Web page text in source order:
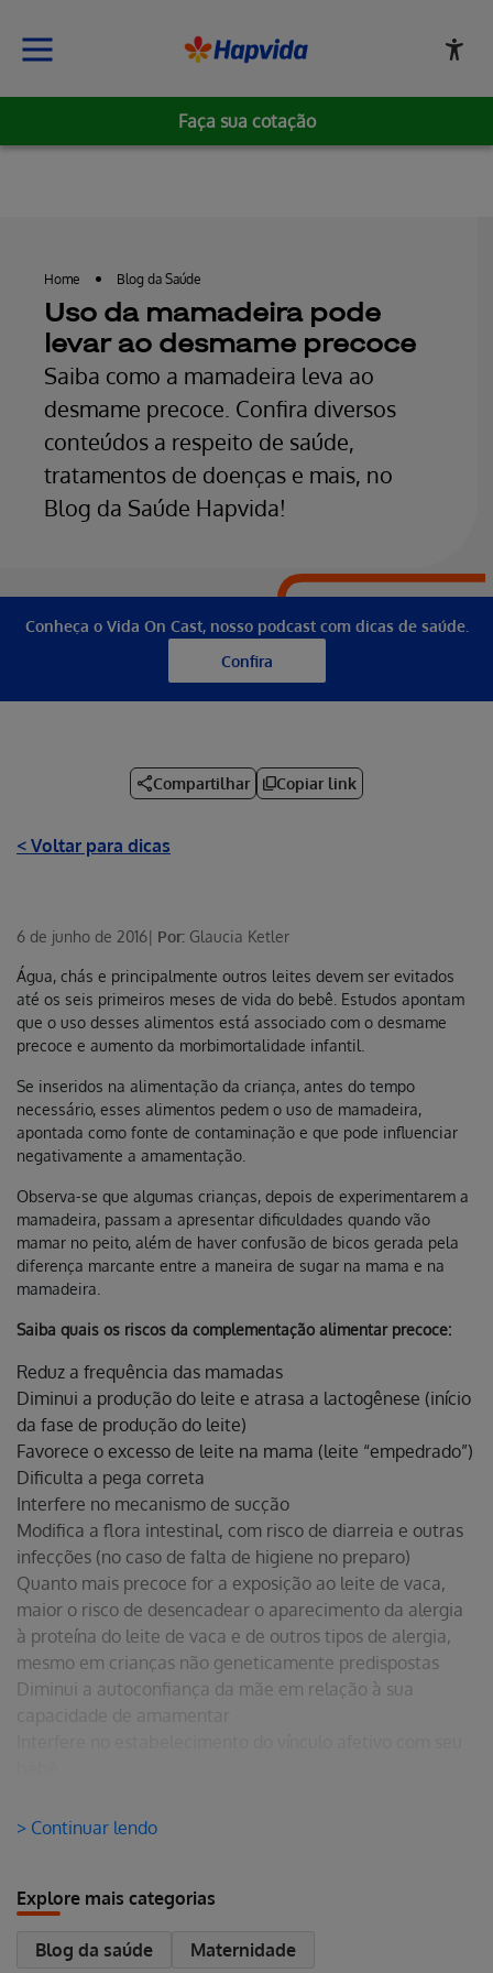
Faça sua cotação
Home Blog da Saúde
Uso da mamadeira pode
levar ao desmame precoce
Saiba como a mamadeira leva ao
desmame precoce. Confira diversos
conteúdos a respeito de saúde,
tratamentos de doenças e mais, no
Blog da Saúde Hapvida!
Conheça o Vida On Cast, nosso podcast com dicas de saúde.
Confira
< Voltar para dicas
Compartilhar Copiar link
6 de junho de 2016| Por: Glaucia Ketler
Água, chás e principalmente outros leites devem ser evitados
até os seis primeiros meses de vida do bebê. Estudos apontam
que o uso desses alimentos está associado com o desmame
precoce e aumento da morbimortalidade infantil.
Se inseridos na alimentação da criança, antes do tempo
necessário, esses alimentos pedem o uso de mamadeira,
apontada como fonte de contaminação e que pode influenciar
negativamente a amamentação.
Observa-se que algumas crianças, depois de experimentarem a
mamadeira, passam a apresentar dificuldades quando vão
mamar no peito, além de haver confusão de bicos gerada pela
diferença marcante entre a maneira de sugar na mama e na
mamadeira.
Saiba quais os riscos da complementação alimentar precoce:
Reduz a frequência das mamadas
Diminui a produção do leite e atrasa a lactogênese (início
da fase de produção do leite)
Favorece o excesso de leite na mama (leite “empedrado”)
Dificulta a pega correta
Interfere no mecanismo de sucção
Modifica a flora intestinal, com risco de diarreia e outras
infecções (no caso de falta de higiene no preparo)
Quanto mais precoce for a exposição ao leite de vaca,
maior o risco de desencadear o aparecimento da alergia
à proteína do leite de vaca e de outros tipos de alergia,
mesmo em crianças não geneticamente predispostas
Diminui a autoconfiança da mãe em relação à sua
capacidade de amamentar
> Continuar lendo
Explore mais categorias
Blog da saúde Maternidade